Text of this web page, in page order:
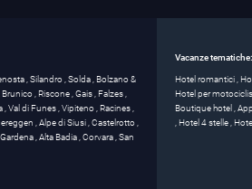
,Silandro,Solda, Bolzano &
Brunico,Riscone,Gais, Falzes,
,Val di Funes,Vipiteno,Racines,
,Alpe di Siusi,Castelrotto,
,Alta Badia,Corvara,San
Vacanze tematiche:
Hotel romantici,
Hotel per
Boutique hotel,
, Hotel 4 stelle,